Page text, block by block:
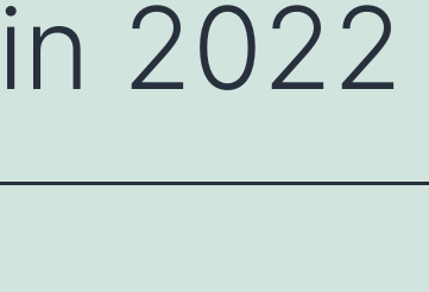
2022